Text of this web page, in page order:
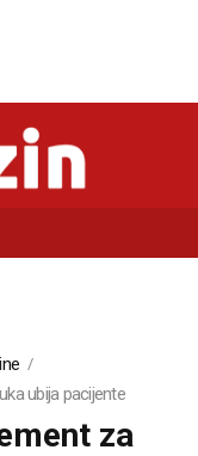
ubija pacijente
za